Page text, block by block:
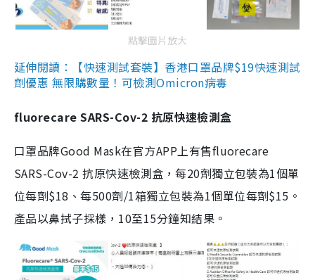
點擊圖片放大
延伸閱讀：【快速測試套裝】香港口罩品牌$19快速測試
劑優惠 無限購數量！可檢測Omicron病毒
fluorecare SARS-Cov-2 抗原快速檢測盒
口罩品牌Good Mask在官方APP上有售fluorecare
SARS-Cov-2 抗原快速檢測盒，每20劑獨立包裝為1個單
位每劑$18、每500劑/1箱獨立包裝為1個單位每劑$15。
產品以鼻拭子採樣，10至15分鐘知結果。